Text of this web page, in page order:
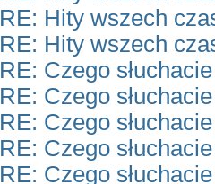
RE: Hity wszech
RE: Hity wszech
RE: Czego
RE: Czego
RE: Czego
RE: Czego
RE: Czego